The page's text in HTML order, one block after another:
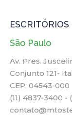
São Paulo
Av. Pres.
Conjunto 121-
CEP: 04543-000
(11) 4837-3400 -